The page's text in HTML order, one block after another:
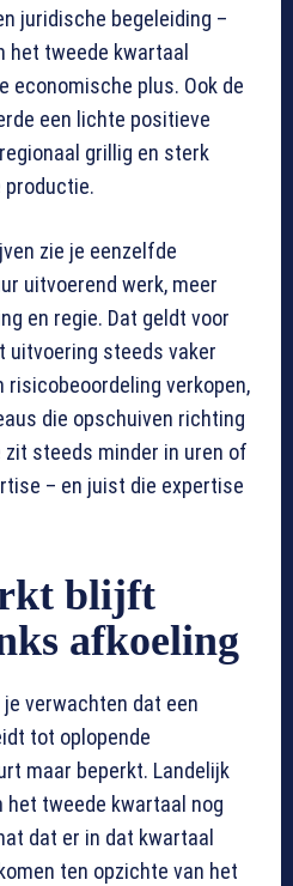
juridische begeleiding –
het tweede kwartaal
economische plus. Ook de
een lichte positieve
grillig en sterk
productie.
zie je eenzelfde
uitvoerend werk, meer
en regie. Dat geldt voor
uitvoering steeds vaker
risicobeoordeling verkopen,
die opschuiven richting
zit steeds minder in uren of
– en juist die expertise
blijft
afkoeling
verwachten dat een
tot oplopende
maar beperkt. Landelijk
het tweede kwartaal nog
dat er in dat kwartaal
ten opzichte van het